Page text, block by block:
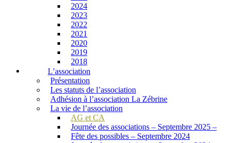
2024
2023
2022
2021
2020
2019
2018
L’association
Présentation
Les statuts de l’association
Adhésion à l’association La Zébrine
La vie de l’association
AG et CA
Journée des associations – Septembre 2025 –
Fête des possibles – Septembre 2024